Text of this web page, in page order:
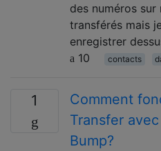
des numéros
transférés mais
enregistrer
10
contacts
1
Comment
Transfer
Bump?